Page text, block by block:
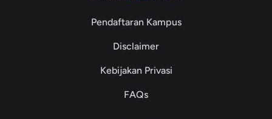
Pendaftaran Kampus
Disclaimer
Kebijakan Privasi
FAQs